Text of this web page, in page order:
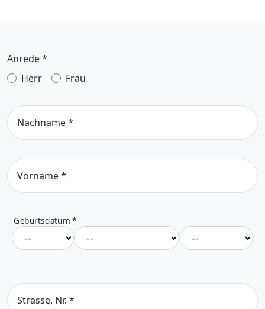
Anrede*
Herr
Frau
Nachname*
Vorname*
Geburtsdatum*
Strasse, Nr. *